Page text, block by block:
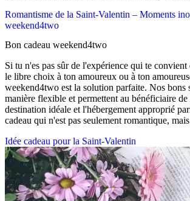
Romantisme de la Saint-Valentin – Moments
weekend4two
Bon cadeau weekend4two
Si tu n'es pas sûr de l'expérience qui te
le libre choix à ton amoureux ou à ton
weekend4two est la solution parfaite. Nos bons
manière flexible et permettent au bénéficiaire
destination idéale et l'hébergement approprié
cadeau qui n'est pas seulement romantique,
Idée cadeau pour la Saint-Valentin